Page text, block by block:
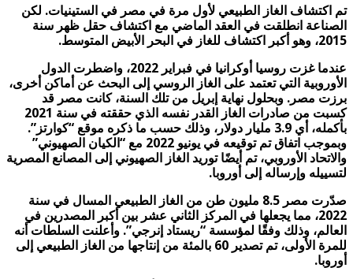
تم اكتشاف الغاز الطبيعي لأول مرة في مصر في الستينيات. لكن
الصناعة انطلقت في العقد الماضي مع اكتشاف حقل ظهر سنة
2015، وهو أكبر اكتشاف للغاز في البحر الأبيض المتوسط.
عندما غزت روسيا أوكرانيا في فبراير 2022، واضطرت الدول
الأوروبية التي تعتمد على الغاز الروسي إلى البحث عن أماكن أخرى،
برزت مصر. وبحلول نهاية إبريل من تلك السنة، كانت مصر قد
كسبت من صادرات الغاز القدر نفسه الذي حققته في سنة 2021
بأكمله، أي 3.9 مليار دولار، وذلك حسب ما ذكره موقع “كوارتز”.
وبموجب اتفاق تم توقيعه في يونيو 2022 مع “الكيان الصهيوني”
والاتحاد الأوروبي، تم أيضًا توريد الغاز الصهيوني إلى المصانع المصرية
لتسييله وإرساله إلى أوروبا.
صدّرت مصر 8.5 مليون طن من الغاز الطبيعي المسال في سنة
2022، مما يجعلها في المركز الثاني عشر بين أكبر المصدرين في
العالم، وذلك وفقًا لمؤسسة “ريستاد إنرجي”. وأعلنت السلطات أنه
للمرة الأولى، تم تصدير 60 بالمئة من إنتاجها من الغاز الطبيعي إلى
أوروبا.